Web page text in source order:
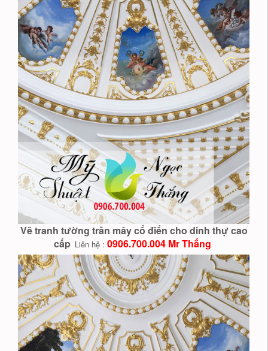
Vẽ tranh tường trần mây cổ điển cho dinh thự cao
cấp Liên hệ : 0906.700.004 Mr Thắng